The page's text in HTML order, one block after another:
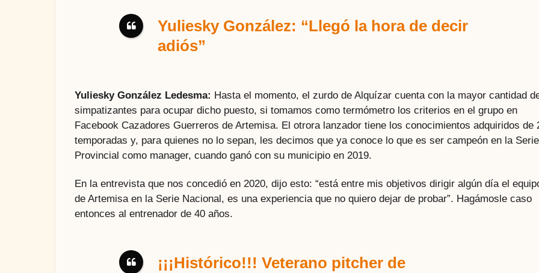
Yuliesky González: “Llegó la hora de decir
adiós”
Yuliesky González Ledesma: Hasta el momento, el zurdo de Alquízar cuenta con la mayor cantidad
simpatizantes para ocupar dicho puesto, si tomamos como termómetro los criterios en el grupo en
Facebook Cazadores Guerreros de Artemisa. El otrora lanzador tiene los conocimientos adquiridos de
temporadas y, para quienes no lo sepan, les decimos que ya conoce lo que es ser campeón en la Serie
Provincial como manager, cuando ganó con su municipio en 2019.
En la entrevista que nos concedió en 2020, dijo esto: “está entre mis objetivos dirigir algún día el
de Artemisa en la Serie Nacional, es una experiencia que no quiero dejar de probar”. Hagámosle caso
entonces al entrenador de 40 años.
¡¡¡Histórico!!! Veterano pitcher de